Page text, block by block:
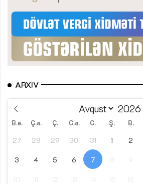
ARXIV
B.e. Ç.a. Ç. C.a. C. Ş. B.
27 28 29 30 31 1 2
3 4 5 6 7